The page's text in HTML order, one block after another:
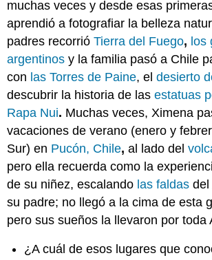
muchas veces y desde esas
aprendió a fotografiar la belleza
padres recorrióTierra del Fuego, los
argentinos y la familia pasó a Chile
con las Torres de Paine, eldesierto
descubrir la historia de lasestatuas
Rapa Nui. Muchas veces, Ximena
vacaciones de verano (enero y
Sur) en Pucón, Chile,al lado del
pero ella recuerda como la
de su niñez, escalando las faldas del
su padre; no llegó a la cima de esta
pero sus sueños la llevaron por toda
¿A cuál de esos lugares que